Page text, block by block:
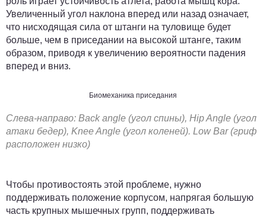
Увеличенный угол наклона вперед или назад означает,
что нисходящая сила от штанги на туловище будет
больше, чем в приседании на высокой штанге, таким
образом, приводя к увеличению вероятности падения
вперед и вниз.
Биомеханика приседания
Слева-направо: Back angle (угол спины), Hip Angle (угол
атаки бедер), Knee Angle (угол коленей). Low Bar (гриф
расположен низко)
Чтобы противостоять этой проблеме, нужно
поддерживать положение корпусом, напрягая большую
часть крупных мышечных групп, поддерживать